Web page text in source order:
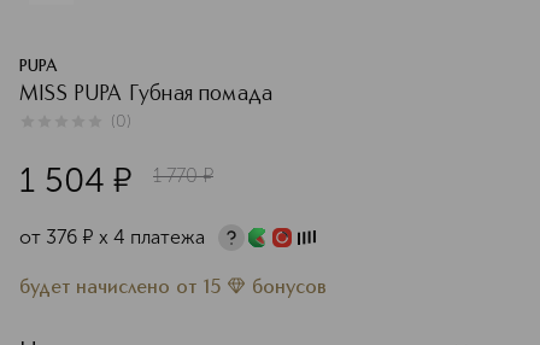
PUPA
MISS PUPA Губная помада
(0)
1 504 ¤ 1 770 ¤
от 376 ¤ х 4 платежа
будет начислено от 15 бонусов